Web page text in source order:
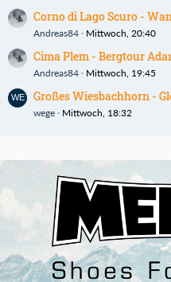
Corno di Lago Scuro -
Andreas84 Mittwoch, 20:40
Cima Plem - Bergtour
Andreas84 Mittwoch, 19:45
Großes Wiesbachhorn -
wege Mittwoch, 18:32